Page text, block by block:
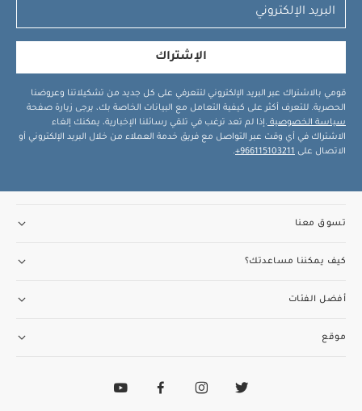
الإشتراك
قومي بالاشتراك عبر البريد الإلكتروني لتتعرفي على كل جديد من تشكيلاتنا وعروضنا
الحصرية. للتعرف أكثر على كيفية التعامل مع البيانات الخاصة بك، يرجى زيارة صفحة
سياسة الخصوصية .إذا لم تعد ترغب في تلقي رسائلنا الإخبارية، يمكنك إلغاء
الاشتراك في أي وقت عبر التواصل مع فريق خدمة العملاء من خلال البريد الإلكتروني أو
الاتصال على 966115103211+
.
تسوق معنا
كيف يمكننا مساعدتك؟
أفضل الفئات
موقع